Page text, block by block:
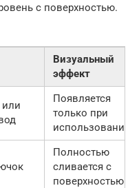
с поверхностью.
Визуальный
эффект
Появляется
только при
использовании
Полностью
сливается с
поверхностью